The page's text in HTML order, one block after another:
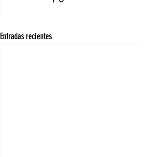
Entradas recientes